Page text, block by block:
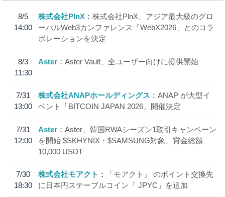
8/5
14:00
株式会社PlnX
株式会社PlnX、アジア最大級のグロ
ーバルWeb3カンファレンス「WebX2026」とのコラ
ボレーションを決定
8/3
11:30
Aster Aster Vault、全ユーザー向けに提供開始
7/31
13:00
株式会社ANAPホールディングス
ANAP が大型イ
ベント「BITCOIN JAPAN 2026」開催決定
7/31
12:00
Aster
Aster、韓国RWAシーズン1取引キャンペーン
を開始 $SKHYNIX・$SAMSUNG対象、賞金総額
10,000 USDT
7/30
18:30
株式会社モアクト
「モアクト」 のポイント交換先
に日本円ステーブルコイン「 JPYC」を追加